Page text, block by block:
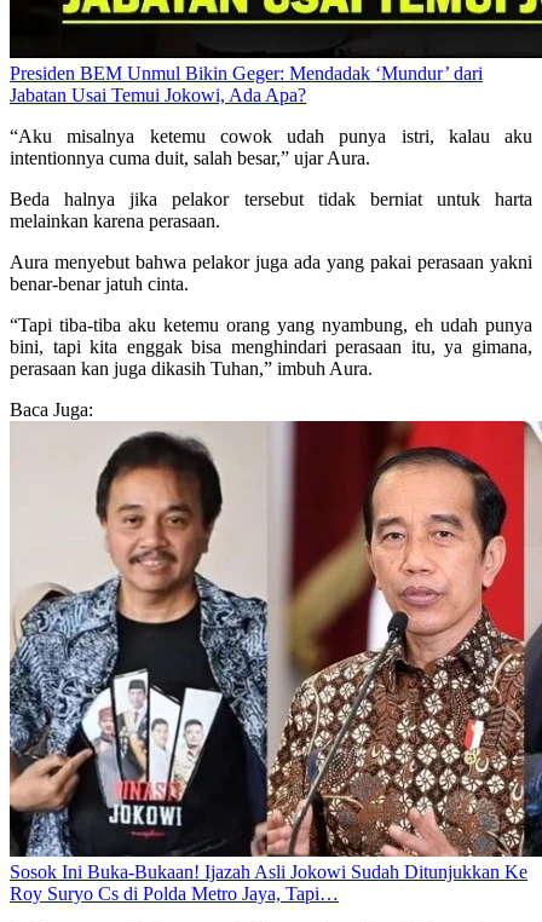
Presiden BEM Unmul Bikin Geger: Mendadak ‘Mundur’ dari
Jabatan Usai Temui Jokowi, Ada Apa?
“Aku misalnya ketemu cowok udah punya istri, kalau aku
intentionnya cuma duit, salah besar,” ujar Aura.
Beda halnya jika pelakor tersebut tidak berniat untuk harta
melainkan karena perasaan.
Aura menyebut bahwa pelakor juga ada yang pakai perasaan yakni
benar-benar jatuh cinta.
“Tapi tiba-tiba aku ketemu orang yang nyambung, eh udah punya
bini, tapi kita enggak bisa menghindari perasaan itu, ya gimana,
perasaan kan juga dikasih Tuhan,” imbuh Aura.
Baca Juga:
Sosok Ini Buka-Bukaan! Ijazah Asli Jokowi Sudah Ditunjukkan Ke
Roy Suryo Cs di Polda Metro Jaya, Tapi…